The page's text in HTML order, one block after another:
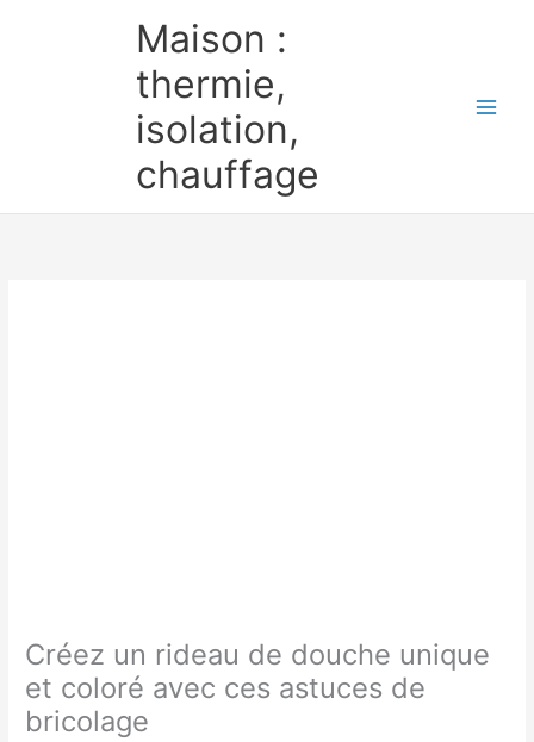
Maison :
thermie,
isolation,
chauffage
Créez un rideau de douche unique
et coloré avec ces astuces de
bricolage